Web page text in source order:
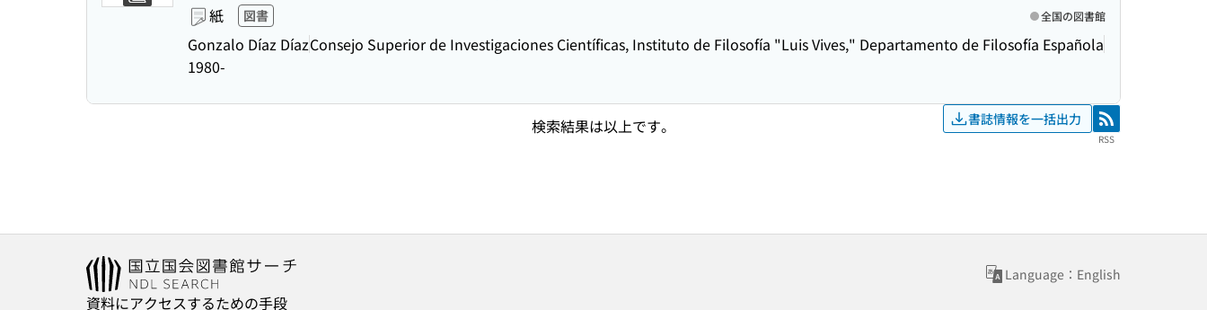
紙 図書
Gonzalo Díaz DíazConsejo Superior de Investigaciones Científicas, Instituto de Filosofía "Luis Vives," Departamento de Filosofía Española
1980-
全国の図書館
検索結果は以上です。 書誌情報を一括出力 RSS
RSS
Language：English
資料にアクセスするための手段